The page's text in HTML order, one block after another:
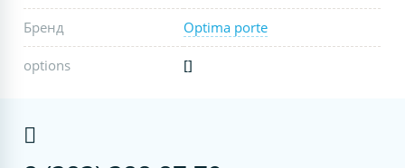
Бренд Optima porte
options []